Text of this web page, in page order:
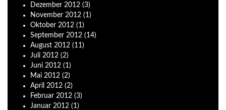
Dezember 2012 (3)
November 2012 (1)
Oktober 2012 (1)
September 2012 (14)
August 2012 (11)
Juli 2012 (2)
Juni 2012 (1)
Mai 2012 (2)
April 2012 (2)
Februar 2012 (3)
Januar 2012 (1)